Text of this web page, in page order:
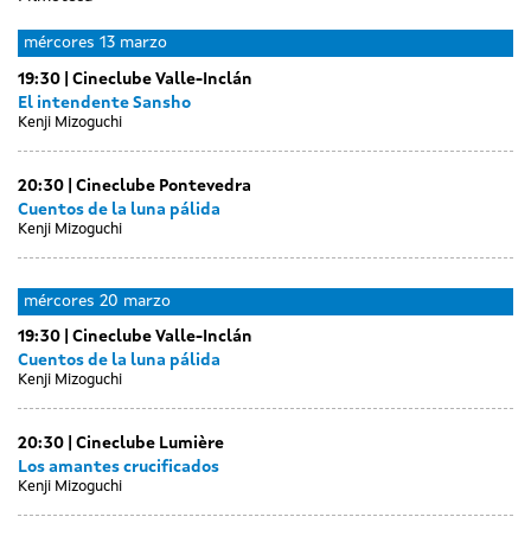
luns
11
marzo
Day
without
sessions
martes
marzo
Day
without
sessions
mércores 13 marzo
19:30
Cineclube Valle-Inclán
El intendente Sansho
Kenji Mizoguchi
20:30
Cineclube Pontevedra
Cuentos de la luna pálida
Kenji Mizoguchi
xoves
14
marzo
Day
without
sessions
venres
15
marzo
Day
without
sessions
sábado
16
marzo
Day
without
sessions
luns
18
marzo
Day
without
sessions
martes
19
marzo
Day
without
sessions
mércores 20 marzo
19:30
Cineclube Valle-Inclán
Cuentos de la luna pálida
Kenji Mizoguchi
20:30
Cineclube Lumière
Los amantes crucificados
Kenji Mizoguchi